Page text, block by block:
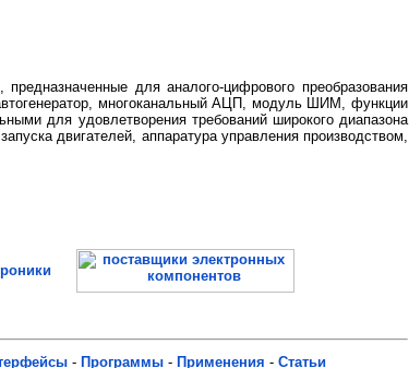
для аналого-цифрового преобразования
многоканальный АЦП, модуль ШИМ, функции
для удовлетворения требований широкого диапазона
двигателей, аппаратура управления производством,
- Программы - Применения - Статьи